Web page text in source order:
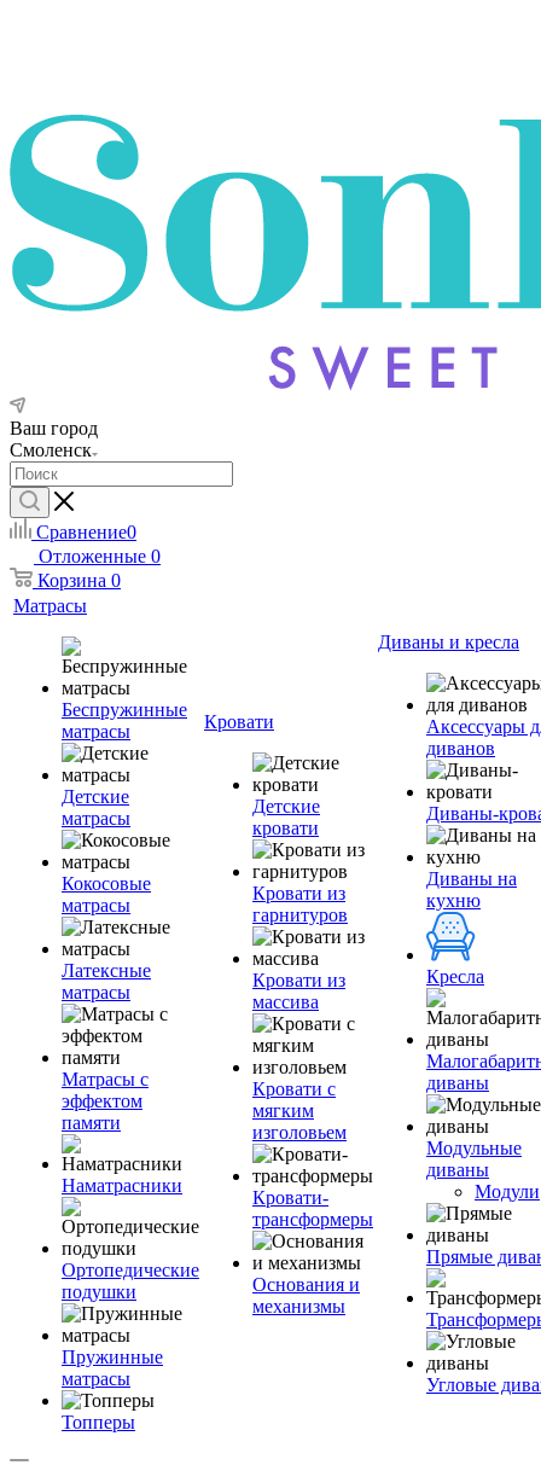
Ваш город
Смоленск
Сравнение0
Отложенные 0
Корзина 0
Матрасы
Беспружинные
матрасы
Детские
матрасы
Кокосовые
матрасы
Латексные
матрасы
Матрасы с
эффектом
памяти
Наматрасники
Ортопедические
подушки
Пружинные
матрасы
Топперы
Кровати
Детские
кровати
Кровати из
гарнитуров
Кровати из
массива
Кровати с
мягким
изголовьем
Кровати-
трансформеры
Основания и
механизмы
Диваны и кресла
Аксессуары
диванов
Диваны-
Диваны на
кухню
Кресла
диваны
Модульные
диваны
Модули
Прямые
Угловые